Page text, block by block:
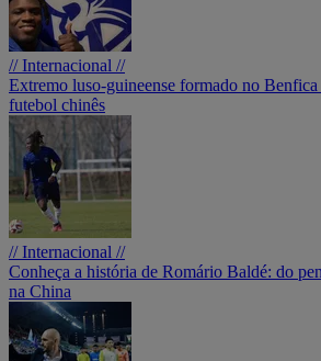
// Internacional //
Extremo luso-guineense formado no
futebol chinês
// Internacional //
Conheça a história de Romário Baldé: do
na China